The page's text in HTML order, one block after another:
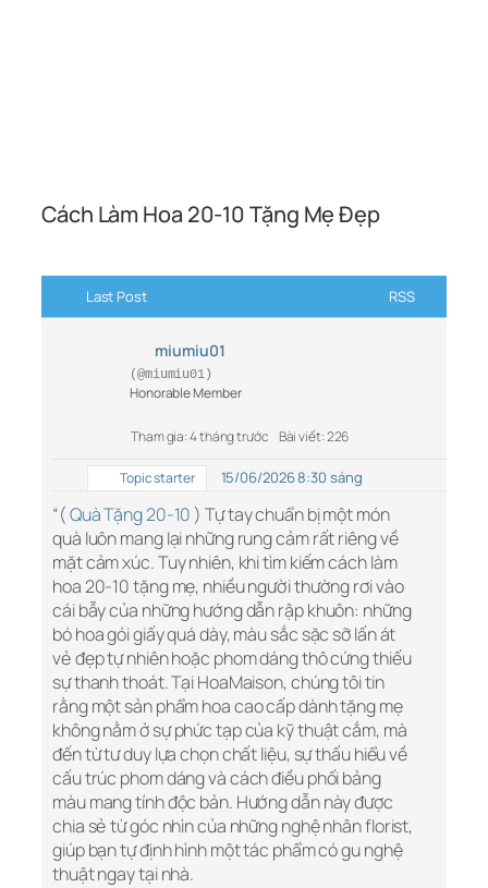
Cách Làm Hoa 20-10 Tặng Mẹ Đẹp
Last Post RSS
miumiu01
(@miumiu01)
Honorable Member
Tham gia: 4 tháng trước Bài viết: 226
Topic starter 15/06/2026 8:30 sáng
“(Quà Tặng 20-10 ) Tự tay chuẩn bị một món
quà luôn mang lại những rung cảm rất riêng về
mặt cảm xúc. Tuy nhiên, khi tìm kiếm cách làm
hoa 20-10 tặng mẹ, nhiều người thường rơi vào
cái bẫy của những hướng dẫn rập khuôn: những
bó hoa gói giấy quá dày, màu sắc sặc sỡ lấn át
vẻ đẹp tự nhiên hoặc phom dáng thô cứng thiếu
sự thanh thoát. Tại HoaMaison, chúng tôi tin
rằng một sản phẩm hoa cao cấp dành tặng mẹ
không nằm ở sự phức tạp của kỹ thuật cắm, mà
đến từ tư duy lựa chọn chất liệu, sự thấu hiểu về
cấu trúc phom dáng và cách điều phối bảng
màu mang tính độc bản. Hướng dẫn này được
chia sẻ từ góc nhìn của những nghệ nhân florist,
giúp bạn tự định hình một tác phẩm có gu nghệ
thuật ngay tại nhà.